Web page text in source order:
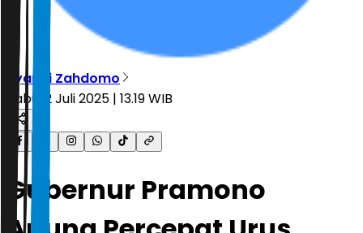
Ryandi Zahdomo
Rabu, 2 Juli 2025 | 13.19 WIB
Gubernur Pramono